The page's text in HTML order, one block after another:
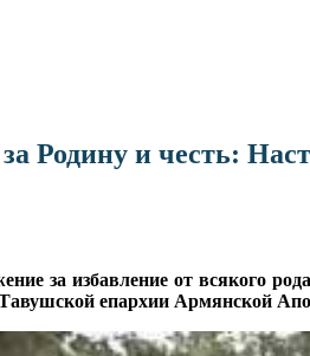
Родину и честь:
за избавление от всякого
епархии Армянской